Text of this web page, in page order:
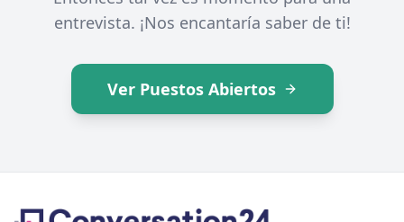
entrevista. ¡Nos encantaría saber de ti!
Ver Puestos Abiertos